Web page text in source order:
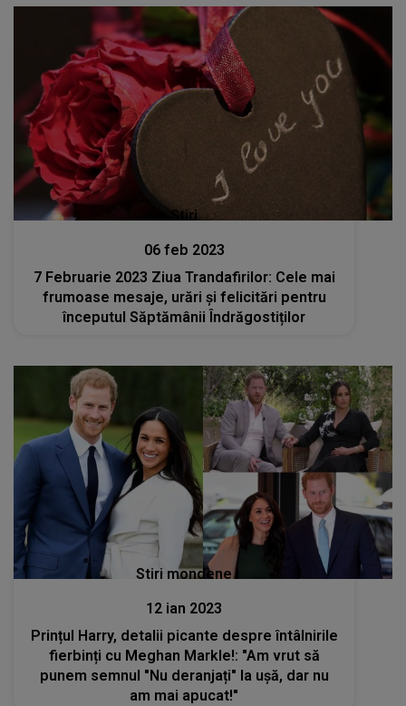
Stiri
06 feb 2023
7 Februarie 2023 Ziua Trandafirilor: Cele mai
frumoase mesaje, urări și felicitări pentru
începutul Săptămânii Îndrăgostiților
Stiri mondene
12 ian 2023
Prințul Harry, detalii picante despre întâlnirile
fierbinți cu Meghan Markle!: "Am vrut să
punem semnul "Nu deranjați" la ușă, dar nu
am mai apucat!"